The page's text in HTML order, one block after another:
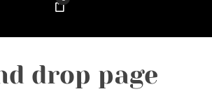
drop page